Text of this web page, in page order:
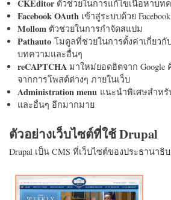
CKEditorตัวช่วยในการแก้ไขเนื้อหาบท
Facebook OAuth เข้าสู่ระบบด้วย Facebook
Mollom ตัวช่วยในการกำจัดสแปม
Pathauto โมดูลที่ช่วยในการตั้งค่าเกี่ยวกั
บทความและอื่นๆ
reCAPTCHA มาใหม่ยอดฮิตจาก
จากการโพสต์ต่างๆ ภายในเว็บ
Administration menu แนะนำพิเศษสำห
และอื่นๆ อีกมากมาย
ตัวอย่างเว็บไซต์ที่ใช้ Drupal
Drupal เป็น CMS ที่เว็บไซต์ของประธานาธิบ